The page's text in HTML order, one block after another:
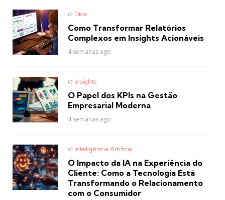
Posted
in Dica
Como Transformar Relatórios
Complexos em Insights Acionáveis
4 semanas ago
Posted
in Insights
O Papel dos KPIs na Gestão
Empresarial Moderna
4 semanas ago
Posted
in Inteligência Artifical
O Impacto da IA na Experiência do
Cliente: Como a Tecnologia Está
Transformando o Relacionamento
com o Consumidor